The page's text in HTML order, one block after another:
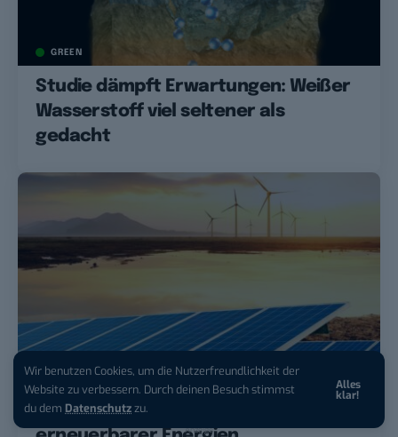
Wir benutzen Cookies, um die Nutzerfreundlichkeit der
Website zu verbessern. Durch deinen Besuch stimmst
du dem Datenschutzzu.
Alles
klar!
GREEN
Studie dämpft Erwartungen: Weißer
Wasserstoff viel seltener als
gedacht
BREAK/THE NEWS GREEN
EEG-Reform: Bund bremst Ausbau
iPhone 17 Pro sichern:Für 1 € +
200 € Hardware-Bonus!
Anzeige